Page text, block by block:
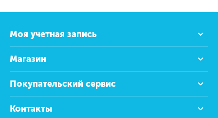
Моя учетная запись
Магазин
Покупательский сервис
Контакты